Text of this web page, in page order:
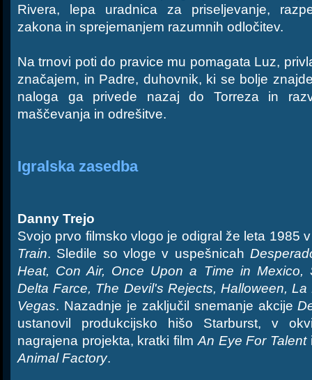
Rivera, lepa uradnica za priseljevanje,
zakona in sprejemanjem razumnih odločitev.
Na trnovi poti do pravice mu pomagata Luz,
značajem, in Padre, duhovnik, ki se bolje
naloga ga privede nazaj do Torreza in
maščevanja in odrešitve.
Igralska zasedba
Danny Trejo
Svojo prvo filmsko vlogo je odigral že leta 1985
Train. Sledile so vloge v uspešnicah
Heat, Con Air, Once Upon a Time in Mexico,
Delta Farce, The Devil's Rejects, Halloween, La
Vegas. Nazadnje je zaključil snemanje akcije
ustanovil produkcijsko hišo Starburst, v
nagrajena projekta, kratki film An Eye For Talent
Animal Factory.